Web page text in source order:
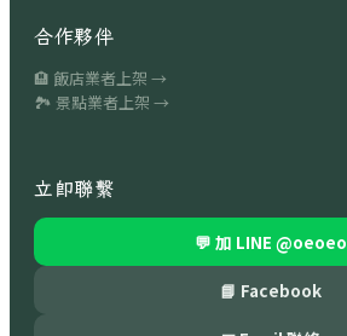
合作夥伴
🏨 飯店業者上架 →
🏞 景點業者上架 →
立即聯繫
💬 加 LINE @oeoeo
📘 Facebook